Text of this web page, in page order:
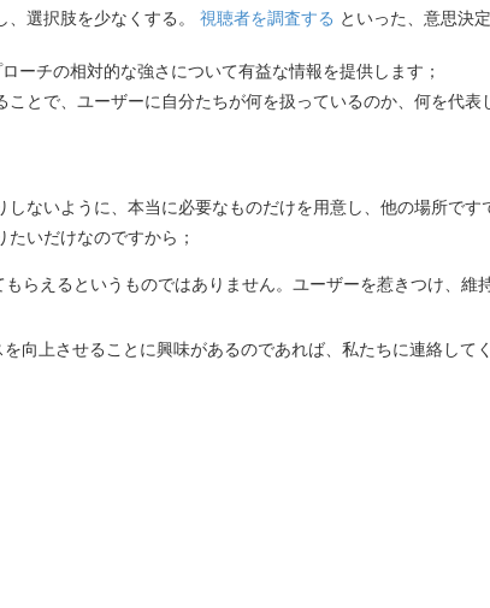
選択肢を少なくする。 視聴者を調査する といった、意思決
ーチの相対的な強さについて有益な情報を提供します；
とで、ユーザーに自分たちが何を扱っているのか、何を代表
ないように、本当に必要なものだけを用意し、他の場所で
いだけなのですから；
らえるというものではありません。ユーザーを惹きつけ、
向上させることに興味があるのであれば、私たちに連絡して